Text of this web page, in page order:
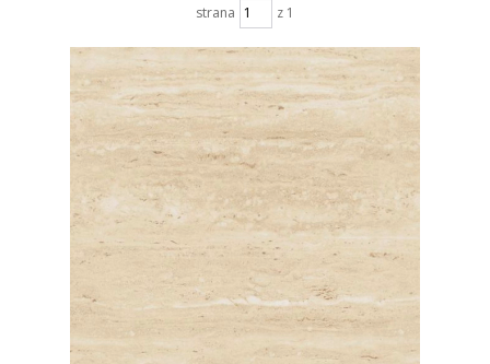
strana
z 1